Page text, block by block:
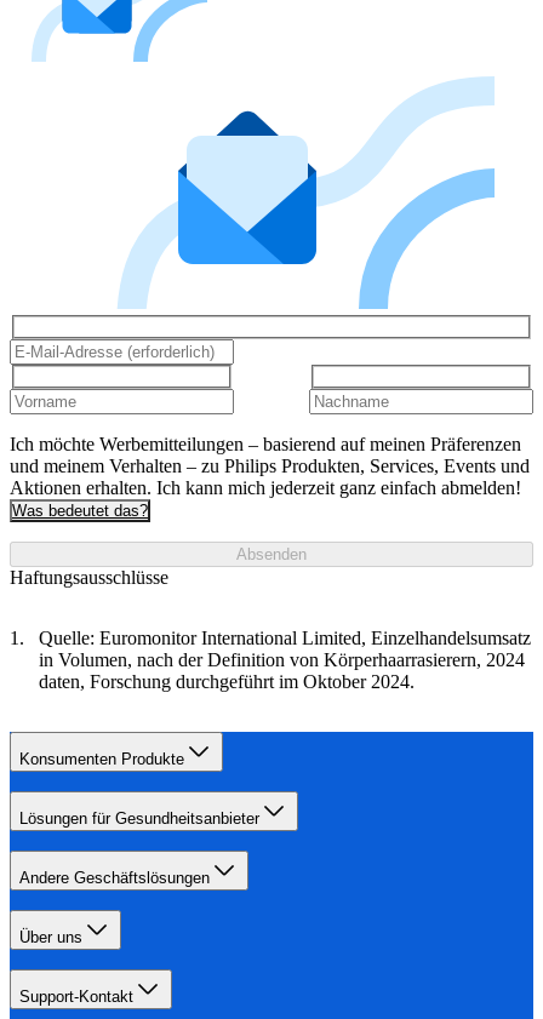
Ich möchte Werbemitteilungen – basierend auf meinen Präferenzen
und meinem Verhalten – zu Philips Produkten, Services, Events und
Aktionen erhalten. Ich kann mich jederzeit ganz einfach abmelden!
Was bedeutet das?
Absenden
Haftungsausschlüsse
Quelle: Euromonitor International Limited, Einzelhandelsumsatz
in Volumen, nach der Definition von Körperhaarrasierern, 2024
daten, Forschung durchgeführt im Oktober 2024.
Konsumenten Produkte
Lösungen für Gesundheitsanbieter
Andere Geschäftslösungen
Über uns
Support-Kontakt